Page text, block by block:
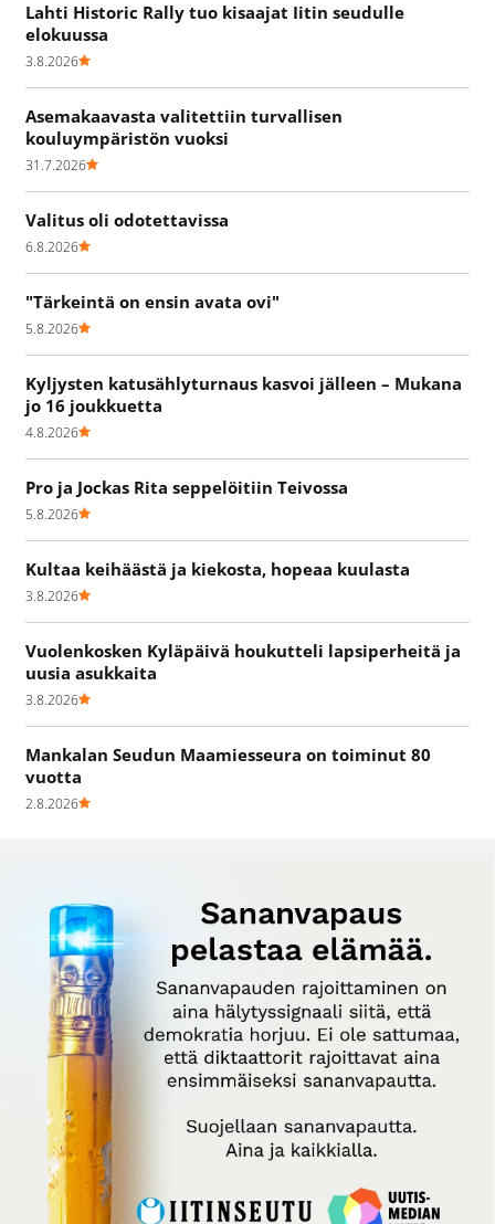
Lahti Historic Rally tuo kisaajat Iitin seudulle
elokuussa
3.8.2026
Asemakaavasta valitettiin turvallisen
kouluympäristön vuoksi
31.7.2026
Valitus oli odotettavissa
6.8.2026
"Tärkeintä on ensin avata ovi"
5.8.2026
Kyljysten katusählyturnaus kasvoi jälleen – Mukana
jo 16 joukkuetta
4.8.2026
Pro ja Jockas Rita seppelöitiin Teivossa
5.8.2026
Kultaa keihäästä ja kiekosta, hopeaa kuulasta
3.8.2026
Vuolenkosken Kyläpäivä houkutteli lapsiperheitä ja
uusia asukkaita
3.8.2026
Mankalan Seudun Maamiesseura on toiminut 80
vuotta
2.8.2026